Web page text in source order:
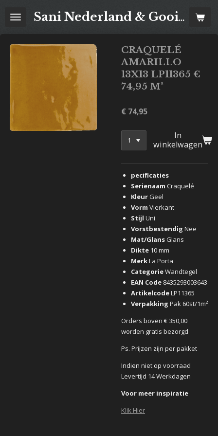
direct
hoofdinhoud
Sani Nederland & Goois Tegelhuis
CRAQUELÉ
AMARILLO
13X13 LP11365 €
74,95 M²
€ 74,95
In
winkelwagen
pecificaties
Serienaam Craquelé
Kleur Geel
Vorm Vierkant
Stijl Uni
Vorstbestendig Nee
Mat/Glans Glans
Dikte 10 mm
MerkLa Porta
CategorieWandtegel
EAN Code 8435293003643
ArtikelcodeLP11365
Verpakking Pak 60st/1m²
Orders boven € 350,00
worden gratis bezorgd
Ps. Prijzen zijn per pakket
Indien niet op voorraad
Levertijd 14 Werkdagen
Voor meer inspiratie
Klik Hier